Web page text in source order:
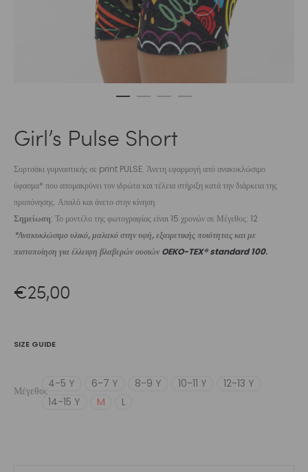
Girl’s Pulse Short
Σορτσάκι γυμναστικής σε print PULSE. Άνετη εφαρμογή από ανακυκλώσιμο
ύφασμα* που απομακρύνει τον ιδρώτα και τέλεια στήριξη κατά την διάρκεια της
προπόνησης. Απαλό και άνετο στην κίνηση.
Σημείωση: Το μοντέλο της φωτογραφίας είναι 15 χρονών σε Μέγεθος: 12
*Ανακυκλώσιμο υλικό, μαλακό στην υφή, εξαιρετικής ποιότητας και με
πιστοποίηση για έλλειψη βλαβερών ουσιών OEKO-TEX® standard 100.
€25,00
SIZE GUIDE
Μέγεθος
4-5 Y 6-7 Y 8-9 Y 10-11 Y
12-13 Y
14-15 Y
M L